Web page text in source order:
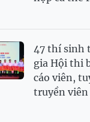
47 thí sinh
gia Hội thi
cáo viên,
truyền